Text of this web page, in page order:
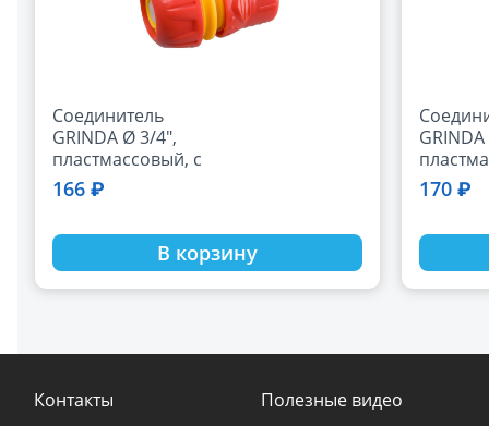
Соединитель
GRINDA Ø 3/4",
пластмассовый, с
автостопом и
запирающим
426332
166 ₽
В корзину
426331
170 ₽
Контакты
Полезные видео